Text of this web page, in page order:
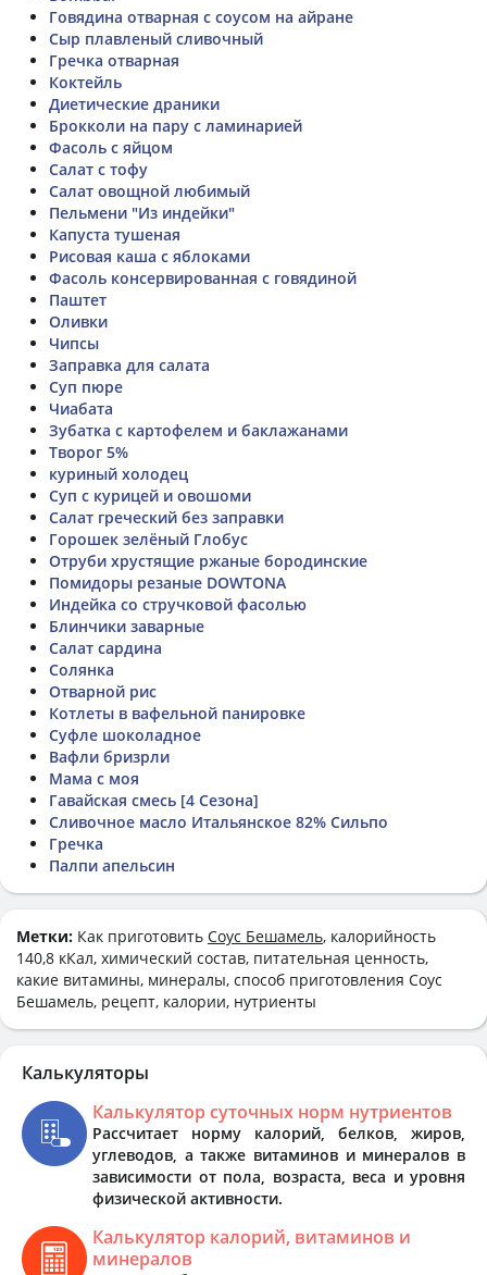
Говядина отварная с соусом на айране
Сыр плавленый сливочный
Гречка отварная
Коктейль
Диетические драники
Брокколи на пару с ламинарией
Фасоль с яйцом
Салат с тофу
Салат овощной любимый
Пельмени "Из индейки"
Капуста тушеная
Рисовая каша с яблоками
Фасоль консервированная с говядиной
Паштет
Оливки
Чипсы
Заправка для салата
Суп пюре
Чиабата
Зубатка с картофелем и баклажанами
Творог 5%
куриный холодец
Суп с курицей и овошоми
Салат греческий без заправки
Горошек зелёный Глобус
Отруби хрустящие ржаные бородинские
Помидоры резаные DOWTONA
Индейка со стручковой фасолью
Блинчики заварные
Салат сардина
Солянка
Отварной рис
Котлеты в вафельной панировке
Суфле шоколадное
Вафли бризрли
Мама с моя
Гавайская смесь [4 Сезона]
Сливочное масло Итальянское 82% Сильпо
Гречка
Палпи апельсин
Метки: Как приготовить Соус Бешамель, калорийность
140,8 кКал, химический состав, питательная ценность,
какие витамины, минералы, способ приготовления Соус
Бешамель, рецепт, калории, нутриенты
Калькуляторы
Калькулятор суточных норм нутриентов
Рассчитает норму калорий, белков, жиров,
углеводов, а также витаминов и минералов в
зависимости от пола, возраста, веса и уровня
физической активности.
Калькулятор калорий, витаминов и
минералов